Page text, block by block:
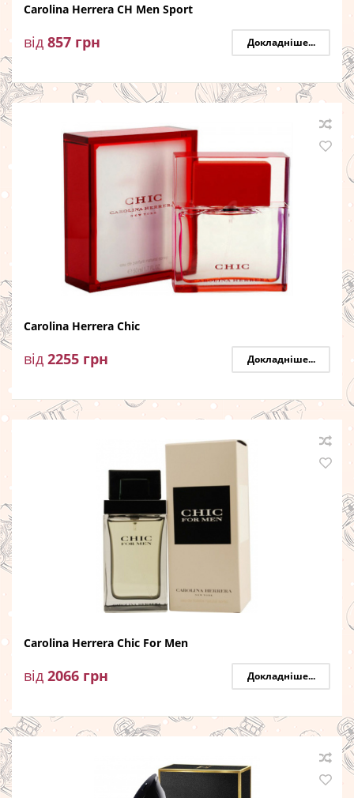
Carolina Herrera CH Men Sport
від 857 грн Докладніше...
Carolina Herrera Chic
від 2255 грн Докладніше...
Carolina Herrera Chic For Men
від 2066 грн Докладніше...